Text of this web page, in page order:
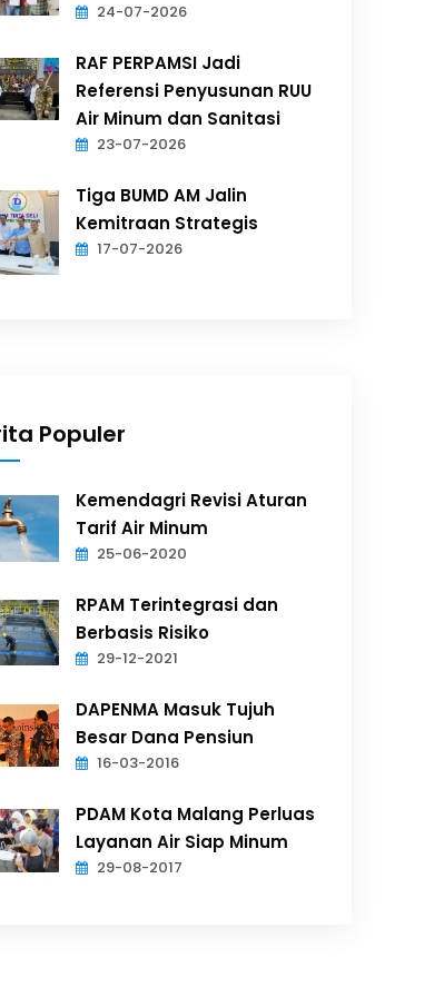
24-07-2026
RAF PERPAMSI Jadi
Referensi Penyusunan RUU
Air Minum dan Sanitasi
23-07-2026
Tiga BUMD AM Jalin
Kemitraan Strategis
17-07-2026
Populer
Kemendagri Revisi Aturan
Tarif Air Minum
25-06-2020
RPAM Terintegrasi dan
Berbasis Risiko
29-12-2021
DAPENMA Masuk Tujuh
Besar Dana Pensiun
16-03-2016
PDAM Kota Malang Perluas
Layanan Air Siap Minum
29-08-2017